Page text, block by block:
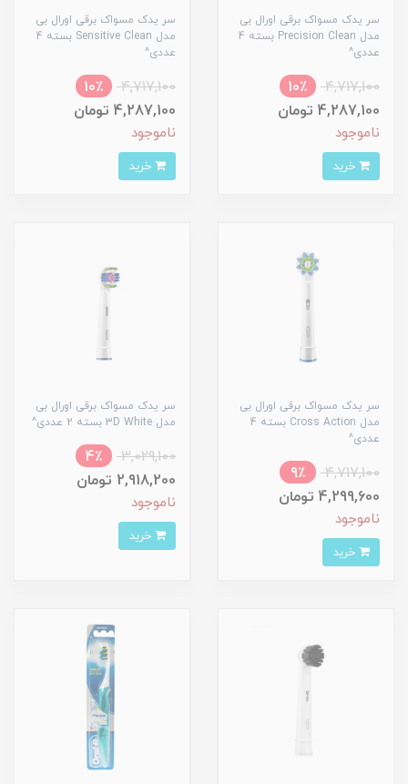
سر یدک مسواک برقی اورال بی
مدل Precision Clean بسته 4
عددی^
4,717,100
10٪
4,287,100 تومان
ناموجود
سر یدک مسواک برقی اورال بی
مدل Sensitive Clean بسته 4
عددی^
4,717,100
10٪
4,287,100 تومان
ناموجود
سر یدک مسواک برقی اورال بی
مدل Cross Action بسته 4
عددی^
4,717,100
9٪
4,299,600 تومان
ناموجود
سر یدک مسواک برقی اورال بی
مدل 3D White بسته 2 عددی^
3,029,100
4٪
2,918,200 تومان
ناموجود